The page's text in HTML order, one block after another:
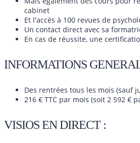
cabinet
Et l'accès à 100 revues de
Un contact direct avec sa
En cas de réussite, une
INFORMATIONS
Des rentrées tous les mois (sauf
216 € TTC par mois (soit 2 592 €
VISIOS EN DIRECT :